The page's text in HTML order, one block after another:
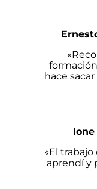
hace
«El
aprendí y